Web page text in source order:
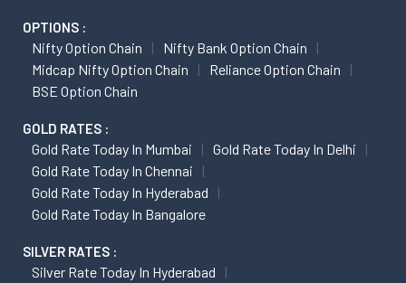
OPTIONS :
Nifty Option Chain
Nifty Bank Option Chain
Midcap Nifty Option Chain
Reliance Option Chain
BSE Option Chain
GOLD RATES :
Gold Rate Today In Mumbai
Gold Rate Today In Delhi
Gold Rate Today In Chennai
Gold Rate Today In Hyderabad
Gold Rate Today In Bangalore
SILVER RATES :
Silver Rate Today In Hyderabad